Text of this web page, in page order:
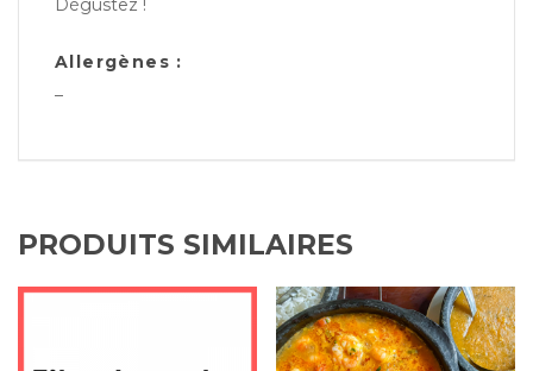
Dégustez !
Allergènes :
–
PRODUITS SIMILAIRES